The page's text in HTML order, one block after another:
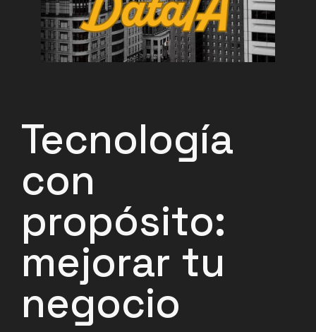
Tecnología
con
propósito:
mejorar tu
negocio